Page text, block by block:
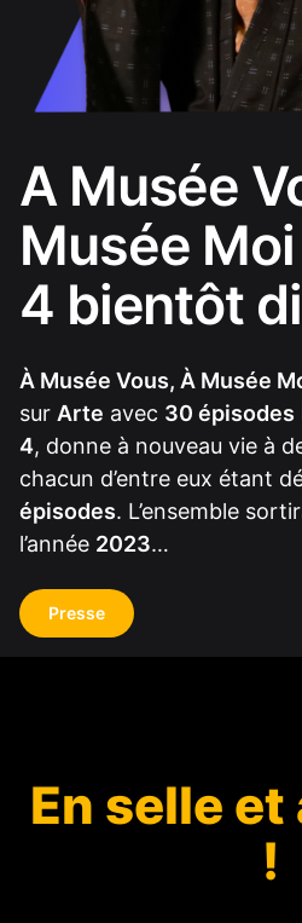
A Musée
Musée
4 bientôt
À Musée Vous, À Musée
sur Arte avec 30 épisodes
4, donne à nouveau vie à
chacun d’entre eux étant
épisodes. L’ensemble
l’année 2023…
Presse
En selle
!